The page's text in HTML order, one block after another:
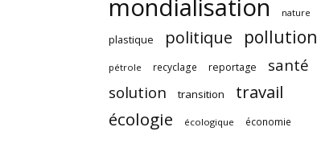
mondialisation nature
plastique politique pollution
pétrole recyclage reportage
santé
solution
transition
travail
écologie
écologique économie